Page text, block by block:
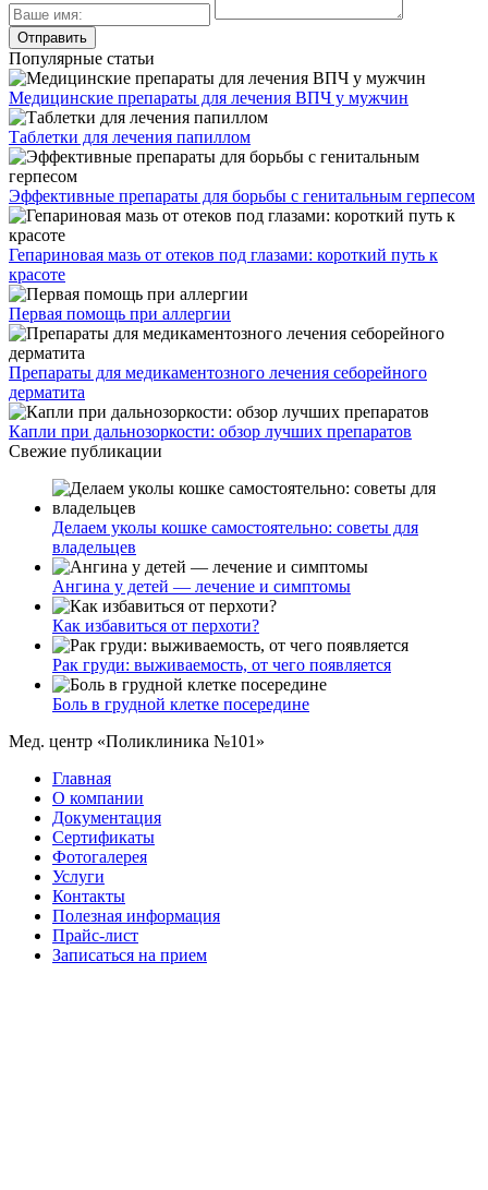
Популярные статьи
Медицинские препараты для лечения ВПЧ у мужчин
Таблетки для лечения папиллом
Эффективные препараты для борьбы с генитальным герпесом
Гепариновая мазь от отеков под глазами: короткий путь к
красоте
Первая помощь при аллергии
Препараты для медикаментозного лечения себорейного
дерматита
Капли при дальнозоркости: обзор лучших препаратов
Свежие публикации
Делаем уколы кошке самостоятельно: советы для
владельцев
Ангина у детей — лечение и симптомы
Как избавиться от перхоти?
Рак груди: выживаемость, от чего появляется
Боль в грудной клетке посередине
Мед. центр «Поликлиника №101»
Главная
О компании
Документация
Сертификаты
Фотогалерея
Услуги
Контакты
Полезная информация
Прайс-лист
Записаться на прием